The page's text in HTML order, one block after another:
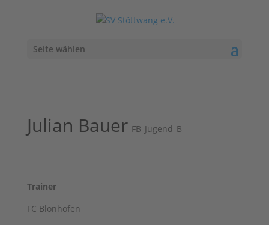
Seite wählen
Julian Bauer FB_Jugend_B
Trainer
FC Blonhofen